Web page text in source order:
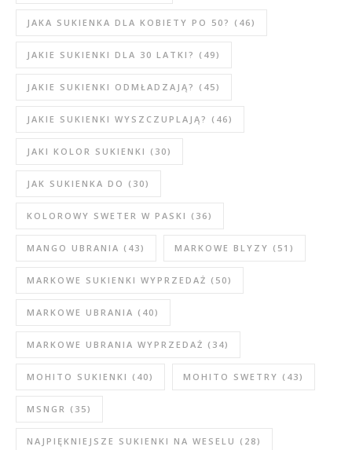
JAKA SUKIENKA DLA KOBIETY PO 50? (46)
JAKIE SUKIENKI DLA 30 LATKI? (49)
JAKIE SUKIENKI ODMŁADZAJĄ? (45)
JAKIE SUKIENKI WYSZCZUPLAJĄ? (46)
JAKI KOLOR SUKIENKI (30)
JAK SUKIENKA DO (30)
KOLOROWY SWETER W PASKI (36)
MANGO UBRANIA (43) MARKOWE BLYZY (51)
MARKOWE SUKIENKI WYPRZEDAŻ (50)
MARKOWE UBRANIA (40)
MARKOWE UBRANIA WYPRZEDAŻ (34)
MOHITO SUKIENKI (40) MOHITO SWETRY (43)
MSNGR (35)
NAJPIĘKNIEJSZE SUKIENKI NA WESELU (28)